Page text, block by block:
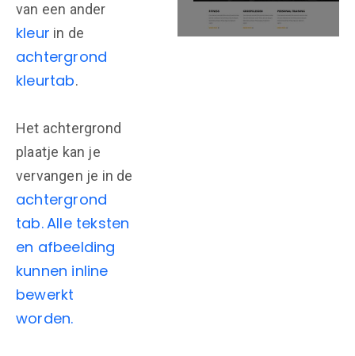
van een ander
kleur in de
achtergrond
kleurtab.
Het achtergrond
plaatje kan je
vervangen je in de
achtergrond
tab.Alle teksten
en afbeelding
kunnen inline
bewerkt
worden.